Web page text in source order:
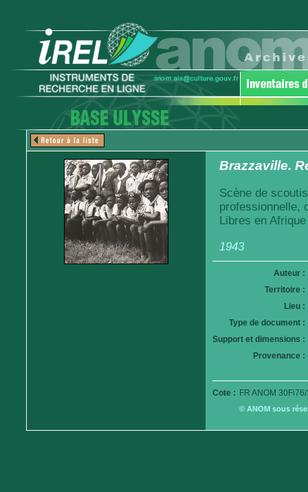
Brazzaville.
Scène de
professionnelle,
Libres en
1943
Auteur :
Territoire :
Lieu :
Type de document :
Support et dimensions :
Provenance :
Cote : FR ANOM
© ANOM sous